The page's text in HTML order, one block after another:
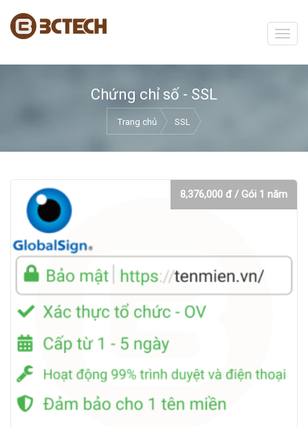
Chứng chỉ số - SSL
Trang chủ SSL
8,376,000 đ / Gói 1 năm